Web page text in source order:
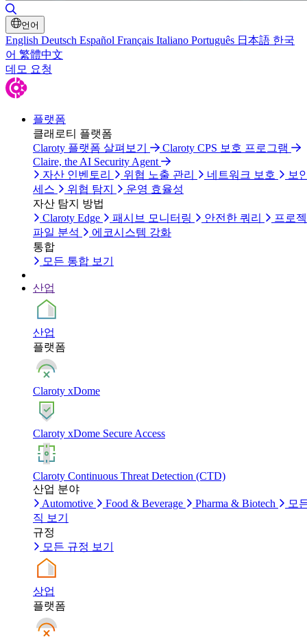
언어
English Deutsch Español Français Italiano Português 日本語 한국
어 繁體中文
데모 요청
플랫폼
클래로티 플랫폼
Claroty 플랫폼 살펴보기
Claroty CPS 보호 프로그램
Claire, the AI Security Agent
자산 인벤토리
위협 노출 관리 네트워크 보호
보
세스
위협 탐지
운영 효율성
자산 탐지 방법
Claroty Edge
패시브 모니터링 안전한 쿼리
프로
파일 분석
에코시스템 강화
통합
모든 통합 보기
산업
산업
플랫폼
Claroty xDome
Claroty xDome Secure Access
Claroty Continuous Threat Detection (CTD)
산업 분야
Automotive
Food & Beverage Pharma & Biotech
모
직 보기
규정
모든 규정 보기
상업
플랫폼